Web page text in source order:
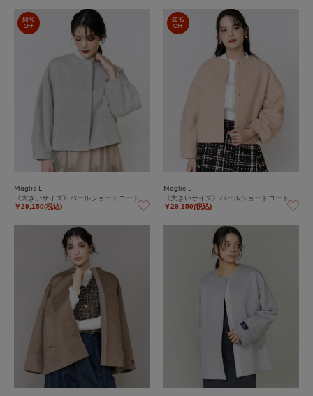
50%
OFF
Maglie L
《大きいサイズ》パールショートコート
￥29,150(税込)
50%
OFF
Maglie L
《大きいサイズ》パールショートコート
￥29,150(税込)